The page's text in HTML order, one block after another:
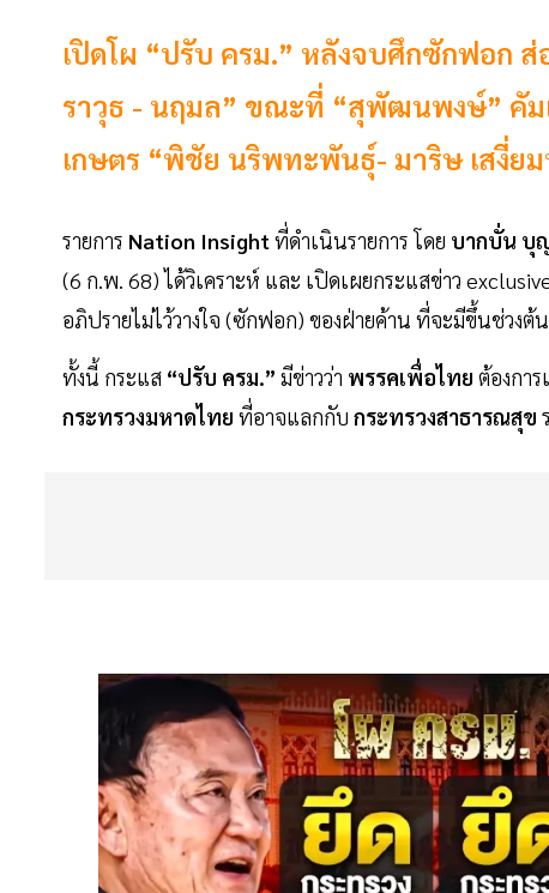
เปิดโผ “ปรับ ครม.” หลังจบศึกซักฟอก
ราวุธ - นฤมล” ขณะที่ “สุพัฒนพงษ์” คัม
เกษตร “พิชัย นริพทะพันธุ์- มาริษ เสงี่ย
รายการ Nation Insightที่ดำเนินรายการ โดย บากบั่น บุ
(6 ก.พ. 68) ได้วิเคราะห์ และ เปิดเผยกระแสข่าว
อภิปรายไม่ไว้วางใจ (ซักฟอก) ของฝ่ายค้าน ที่จะมีขึ้นช่วง
ทั้งนี้ กระแส “ปรับ ครม.” มีข่าวว่า พรรคเพื่อไทย ต้องกา
กระทรวงมหาดไทย ที่อาจแลกกับ กระทรวงสาธารณสุข